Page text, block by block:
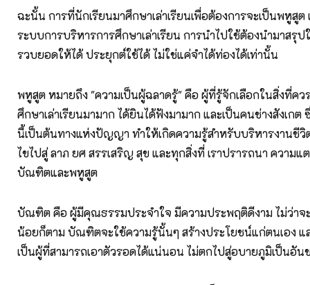
ฉะนั้น การที่นักเรียนมาศึกษาเล่าเรียนเพื่อต้องการจะเป็นพหูสูต
ระบบการบริหารการศึกษาเล่าเรียน การนำไปใช้ต้องนำมาสรุป
รวบยอดให้ได้ ประยุกต์ใช้ได้ ไม่ใช่แค่จำได้ท่องได้เท่านั้น
พหูสูต หมายถึง "ความเป็นผู้ฉลาดรู้" คือ ผู้ที่รู้จักเลือกในสิ่งที่คว
ศึกษาเล่าเรียนมามาก ได้ยินได้ฟังมามาก และเป็นคนช่างสังเก
นี้เป็นต้นทางแห่งปัญญา ทำให้เกิดความรู้สำหรับบริหารงานชี
ไขไปสู่ ลาภ ยศ สรรเสริญ สุข และทุกสิ่งที่ เราปรารถนา ความแ
บัณฑิตและพหูสูต
บัณฑิต คือ ผู้มีคุณธรรมประจำใจ มีความประพฤติดีงาม ไม่ว่าจ
น้อยก็ตาม บัณฑิตจะใช้ความรู้นั้นๆ สร้างประโยชน์แก่ตนเอง แ
เป็นผู้ที่สามารถเอาตัวรอดได้แน่นอน ไม่ตกไปสู่อบายภูมิเป็นอัน